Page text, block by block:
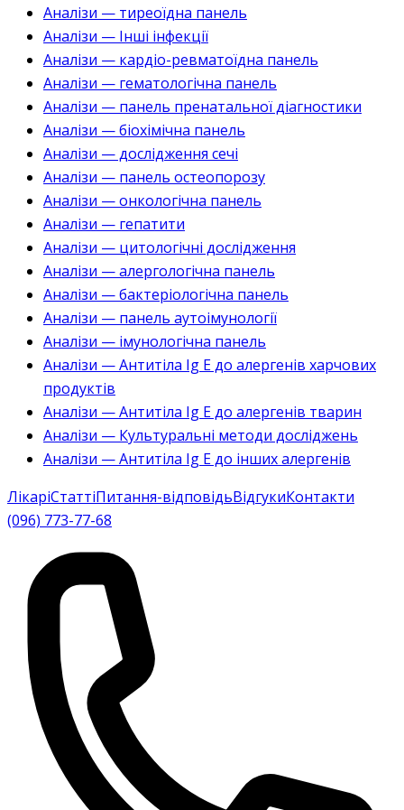
Аналізи — тиреоїдна панель
Аналізи — Інші інфекції
Аналізи — кардіо-ревматоїдна панель
Аналізи — гематологічна панель
Аналізи — панель пренатальної діагностики
Аналізи — біохімічна панель
Аналізи — дослідження сечі
Аналізи — панель остеопорозу
Аналізи — онкологічна панель
Аналізи — гепатити
Аналізи — цитологічні дослідження
Аналізи — алергологічна панель
Аналізи — бактеріологічна панель
Аналізи — панель аутоімунології
Аналізи — імунологічна панель
Аналізи — Антитіла Ig E до алергенів харчових
продуктів
Аналізи — Антитіла Ig E до алергенів тварин
Аналізи — Культуральні методи досліджень
Аналізи — Антитіла Ig E до інших алергенів
ЛікаріСтаттіПитання-відповідьВідгукиКонтакти
(096) 773-77-68